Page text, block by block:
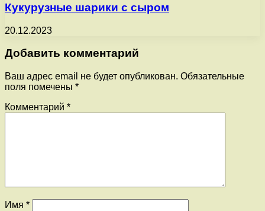
Кукурузные шарики с сыром
20.12.2023
Добавить комментарий
Ваш адрес email не будет опубликован. Обязательные
поля помечены *
Комментарий *
Имя *